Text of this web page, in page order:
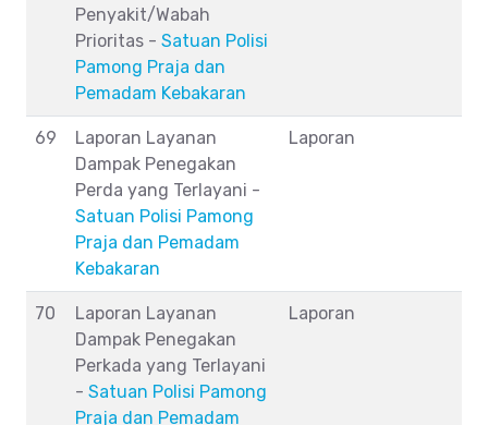
Penyakit/Wabah
Prioritas - Satuan Polisi
Pamong Praja dan
Pemadam Kebakaran
69
Laporan Layanan
Dampak Penegakan
Perda yang Terlayani -
Satuan Polisi Pamong
Praja dan Pemadam
Kebakaran
Laporan
70
Laporan Layanan
Dampak Penegakan
Perkada yang Terlayani
- Satuan Polisi Pamong
Praja dan Pemadam
Laporan